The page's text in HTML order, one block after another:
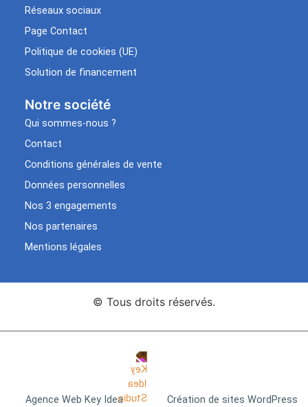
Réseaux sociaux
Page Contact
Politique de cookies (UE)
Solution de financement
Notre société
Qui sommes-nous ?
Contact
Conditions générales de vente
Données personnelles
Nos 3 engagements
Nos partenaires
Mentions légales
© Tous droits réservés.
Agence Web Key Idea
Création de sites WordPress